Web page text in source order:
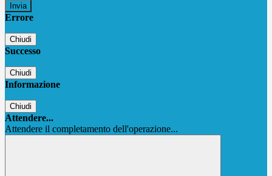
Errore
Chiudi
Successo
Chiudi
Informazione
Chiudi
Attendere...
Attendere il completamento dell'operazione...